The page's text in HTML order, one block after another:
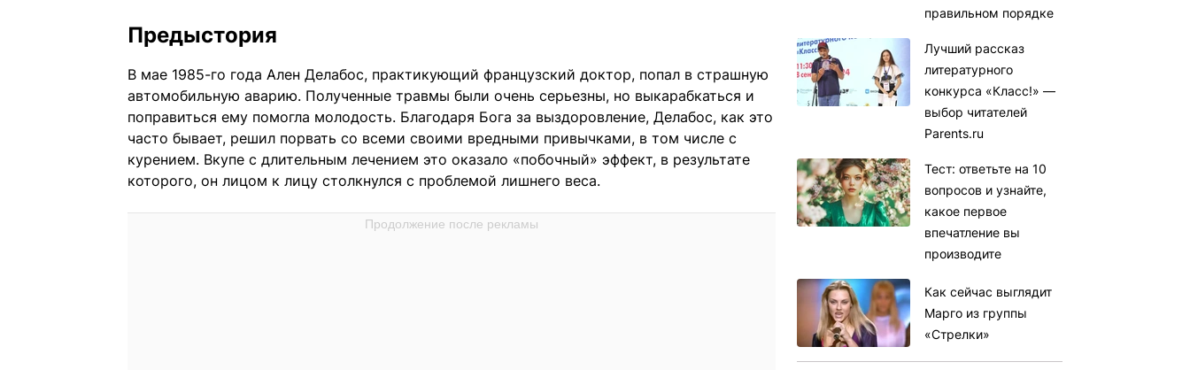
Предыстория
В мае 1985-го года Ален Делабос, практикующий французский доктор, попал в страшную
автомобильную аварию. Полученные травмы были очень серьезны, но выкарабкаться и
поправиться ему помогла молодость. Благодаря Бога за выздоровление, Делабос, как это
часто бывает, решил порвать со всеми своими вредными привычками, в том числе с
курением. Вкупе с длительным лечением это оказало «побочный» эффект, в результате
которого, он лицом к лицу столкнулся с проблемой лишнего веса.
правильном порядке
Лучший рассказ
литературного
конкурса «Класс!» —
выбор читателей
Parents.ru
Тест: ответьте на 10
вопросов и узнайте,
какое первое
впечатление вы
производите
Как сейчас выглядит
Марго из группы
«Стрелки»